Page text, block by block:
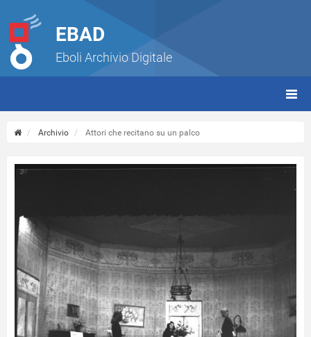
EBAD
Eboli Archivio Digitale
Archivio Attori che recitano su un palco